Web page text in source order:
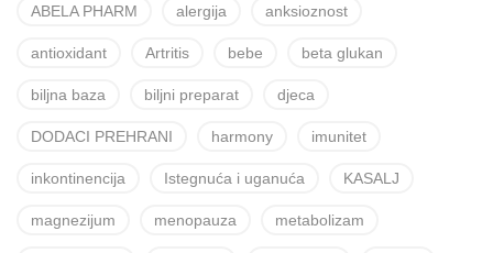
ABELA PHARM alergija anksioznost
antioxidant Artritis bebe beta glukan
biljna baza biljni preparat djeca
DODACI PREHRANI harmony imunitet
inkontinencija Istegnuća i uganuća KASALJ
magnezijum menopauza metabolizam